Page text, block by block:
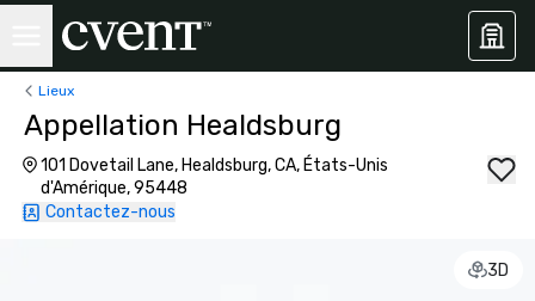
Lieux
Appellation Healdsburg
101 Dovetail Lane, Healdsburg, CA, États-Unis
d'Amérique, 95448
Contactez-nous
3D